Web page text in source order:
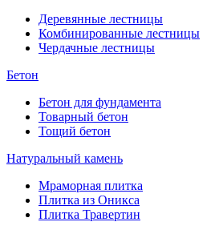
Деревянные лестницы
Комбинированные лестницы
Чердачные лестницы
Бетон
Бетон для фундамента
Товарный бетон
Тощий бетон
Натуральный камень
Мраморная плитка
Плитка из Оникса
Плитка Травертин